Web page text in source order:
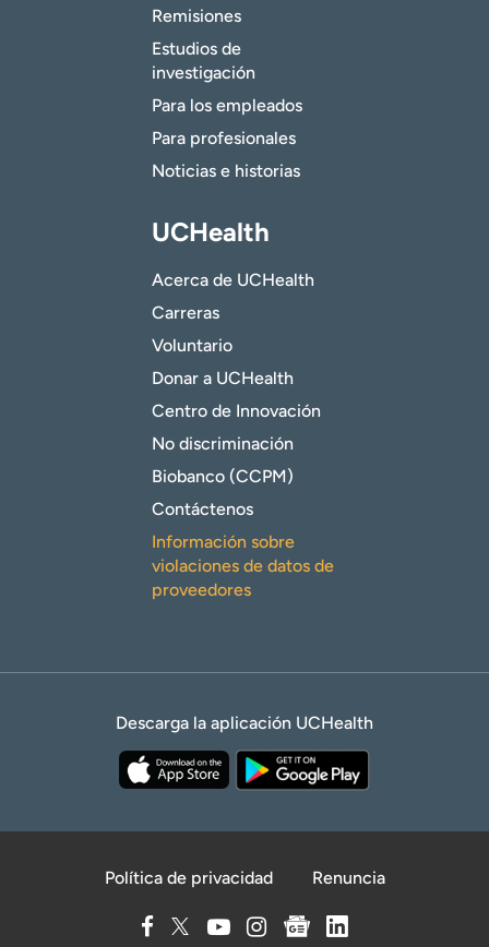
Remisiones
Estudios de
investigación
Para los empleados
Para profesionales
Noticias e historias
UCHealth
Acerca de UCHealth
Carreras
Voluntario
Donar a UCHealth
Centro de Innovación
No discriminación
Biobanco (CCPM)
Contáctenos
Información sobre
violaciones de datos de
proveedores
Descarga la aplicación UCHealth
Política de privacidad Renuncia